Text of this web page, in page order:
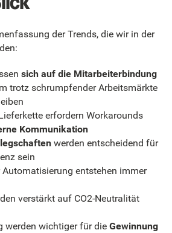
der Trends, die wir in der
sich auf die Mitarbeiterbindung
trotz schrumpfender Arbeitsmärkte
erfordern Workarounds
Kommunikation
werden entscheidend für
sein
entstehen immer
verstärkt auf CO2-Neutralität
werden wichtiger für die Gewinnung